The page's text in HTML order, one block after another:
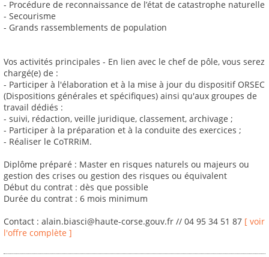
- Procédure de reconnaissance de l’état de catastrophe naturelle
- Secourisme
- Grands rassemblements de population
Vos activités principales - En lien avec le chef de pôle, vous serez
chargé(e) de :
- Participer à l'élaboration et à la mise à jour du dispositif ORSEC
(Dispositions générales et spécifiques) ainsi qu'aux groupes de
travail dédiés :
- suivi, rédaction, veille juridique, classement, archivage ;
- Participer à la préparation et à la conduite des exercices ;
- Réaliser le CoTRRiM.
Diplôme préparé : Master en risques naturels ou majeurs ou
gestion des crises ou gestion des risques ou équivalent
Début du contrat : dès que possible
Durée du contrat : 6 mois minimum
Contact : alain.biasci@haute-corse.gouv.fr // 04 95 34 51 87 [ voir
l'offre complète ]